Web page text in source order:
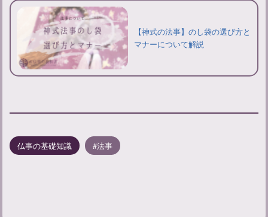
【神式の法事】のし袋の選び方と
マナーについて解説
仏事の基礎知識 法事